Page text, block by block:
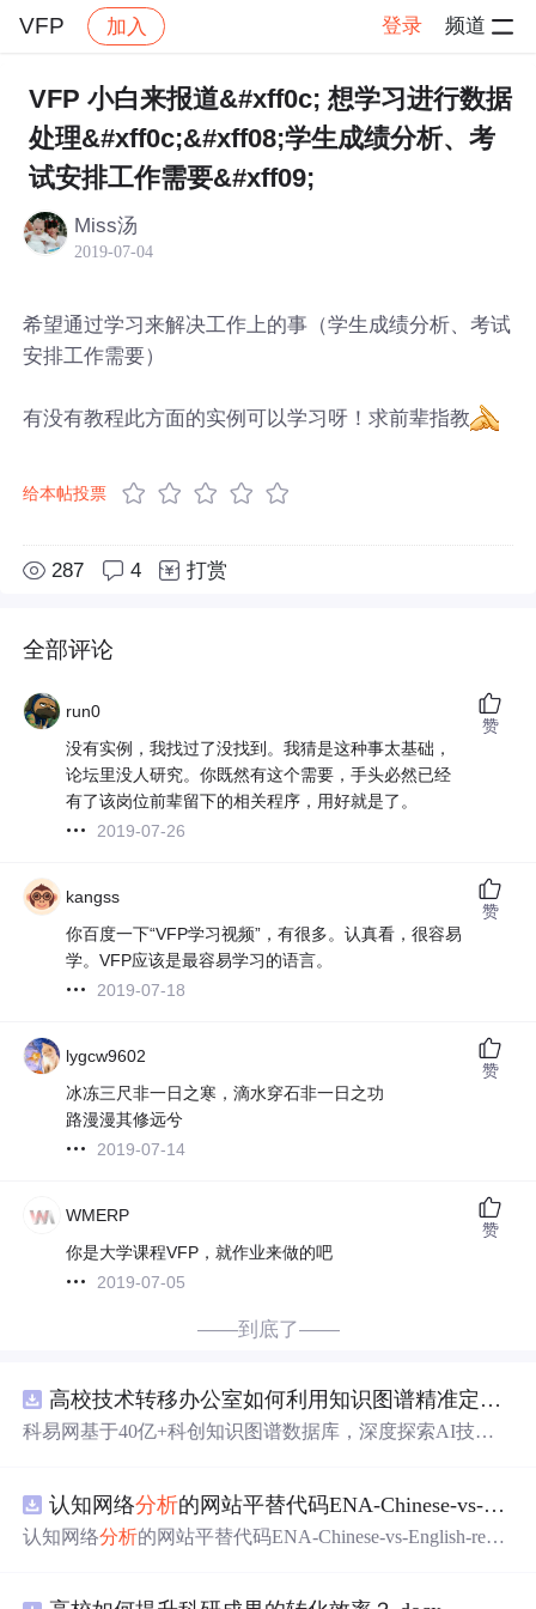
VFP 加入 登录 频道
社区 VFP 帖子详情
VFP 小白来报道&#xff0c; 想学习进行数据
处理&#xff0c;&#xff08;学生成绩分析、考
试安排工作需要&#xff09;
Miss汤
2019-07-04
希望通过学习来解决工作上的事（学生成绩分析、考试
安排工作需要）
有没有教程此方面的实例可以学习呀！求前辈指教
给本帖投票
287 4 打赏
全部评论
run0
没有实例，我找过了没找到。我猜是这种事太基础，
论坛里没人研究。你既然有这个需要，手头必然已经
有了该岗位前辈留下的相关程序，用好就是了。
2019-07-26
赞
kangss
你百度一下“VFP学习视频”，有很多。认真看，很容易
学。VFP应该是最容易学习的语言。
2019-07-18
赞
lygcw9602
冰冻三尺非一日之寒，滴水穿石非一日之功
路漫漫其修远兮
2019-07-14
赞
WMERP
你是大学课程VFP，就作业来做的吧
2019-07-05
赞
——到底了——
高校技术转移办公室如何利用知识图谱精准定位产业需求与技术适配点？.docx
科易网基于40亿+科创知识图谱数据库，深度探索AI技术
新领域的AI+数智化解决方案，推动科技创新与产业创新
智能化发展。
认知网络分析的网站平替代码ENA-Chinese-vs-English-reproducible.zip
认知网络分析的网站平替代码ENA-Chinese-vs-English-repro